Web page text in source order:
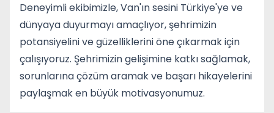
Deneyimli ekibimizle, Van'ın sesini Türkiye'ye ve
dünyaya duyurmayı amaçlıyor, şehrimizin
potansiyelini ve güzelliklerini öne çıkarmak için
çalışıyoruz. Şehrimizin gelişimine katkı sağlamak,
sorunlarına çözüm aramak ve başarı hikayelerini
paylaşmak en büyük motivasyonumuz.